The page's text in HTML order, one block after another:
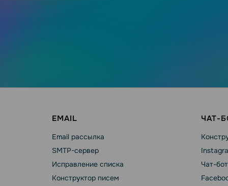
EMAIL
Email рассылка
SMTP-сервер
Исправление списка
Конструктор писем
ЧАТ-
Чат-